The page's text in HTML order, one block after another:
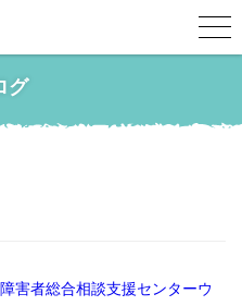
グ
害者総合相談支援センターウ